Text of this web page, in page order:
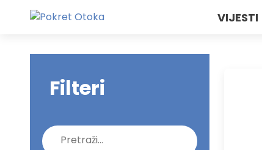
VIJESTI
Filteri
Pretraži: